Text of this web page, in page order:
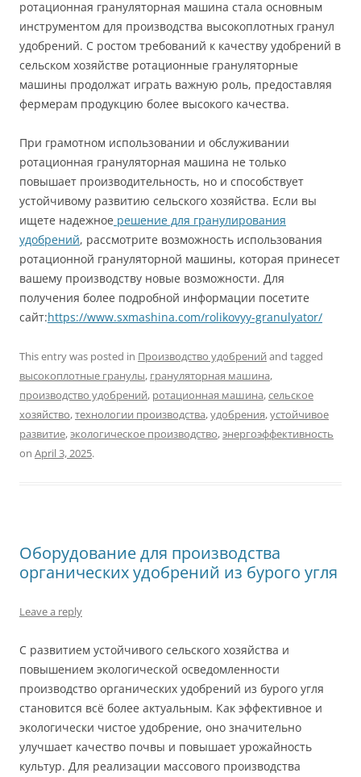
ротационная грануляторная машина стала основным
инструментом для производства высокоплотных гранул
удобрений. С ростом требований к качеству удобрений в
сельском хозяйстве ротационные грануляторные
машины продолжат играть важную роль, предоставляя
фермерам продукцию более высокого качества.
При грамотном использовании и обслуживании
ротационная грануляторная машина не только
повышает производительность, но и способствует
устойчивому развитию сельского хозяйства. Если вы
ищете надежное решение для гранулирования
удобрений, рассмотрите возможность использования
ротационной грануляторной машины, которая принесет
вашему производству новые возможности. Для
получения более подробной информации посетите
сайт:https://www.sxmashina.com/rolikovyy-granulyator/
This entry was posted in Производство удобрений and tagged
высокоплотные гранулы, грануляторная машина,
производство удобрений, ротационная машина,сельское
хозяйство,технологии производства,удобрения,устойчивое
развитие,экологическое производство,энергоэффективность
on April 3, 2025.
Оборудование для производства
органических удобрений из бурого угля
Leave a reply
С развитием устойчивого сельского хозяйства и
повышением экологической осведомленности
производство органических удобрений из бурого угля
становится всё более актуальным. Как эффективное и
экологически чистое удобрение, оно значительно
улучшает качество почвы и повышает урожайность
культур. Для реализации массового производства